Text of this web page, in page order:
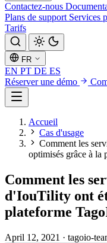
Contactez-nous
Plans de support Services
Tarifs
FR
EN PT DE ES
Réserver une démo
Accueil
Cas d'usage
Comment les
optimisés grâce à la
Comment les
d'IouTility ont
plateforme
April 12, 2021 · tagoio-